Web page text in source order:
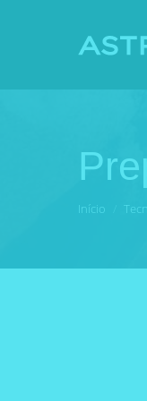
Você está
Início